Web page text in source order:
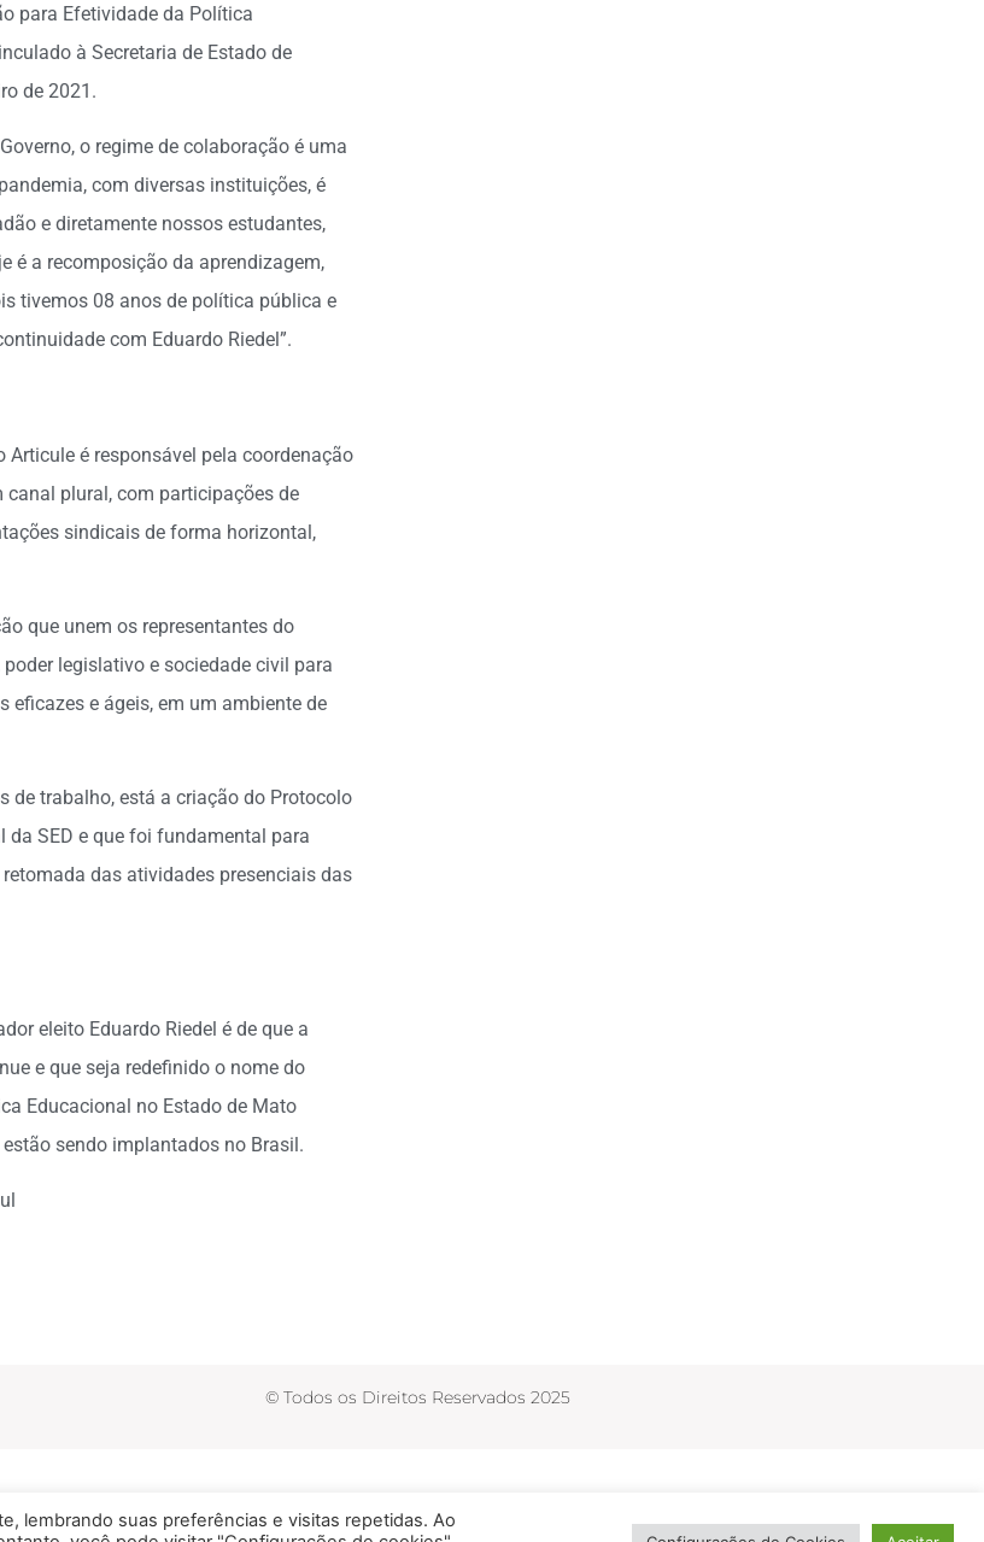
para Efetividade da Política
à Secretaria de Estado de
de 2021.
o regime de colaboração é uma
com diversas instituições, é
e diretamente nossos estudantes,
é a recomposição da aprendizagem,
tivemos 08 anos de política pública e
com Eduardo Riedel”.
Articule é responsável pela coordenação
canal plural, com participações de
sindicais de forma horizontal,
que unem os representantes do
legislativo e sociedade civil para
e ágeis, em um ambiente de
de trabalho, está a criação do Protocolo
SED e que foi fundamental para
das atividades presenciais das
eleito Eduardo Riedel é de que a
e que seja redefinido o nome do
Educacional no Estado de Mato
sendo implantados no Brasil.
© Todos os Direitos Reservados 2025
lembrando suas preferências e visitas repetidas. Ao